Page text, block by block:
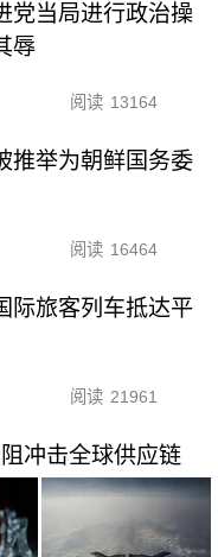
党当局进行政治操
辱
阅读 13164
推举为朝鲜国务委
阅读 16464
际旅客列车抵达平
阅读 21961
冲击全球供应链